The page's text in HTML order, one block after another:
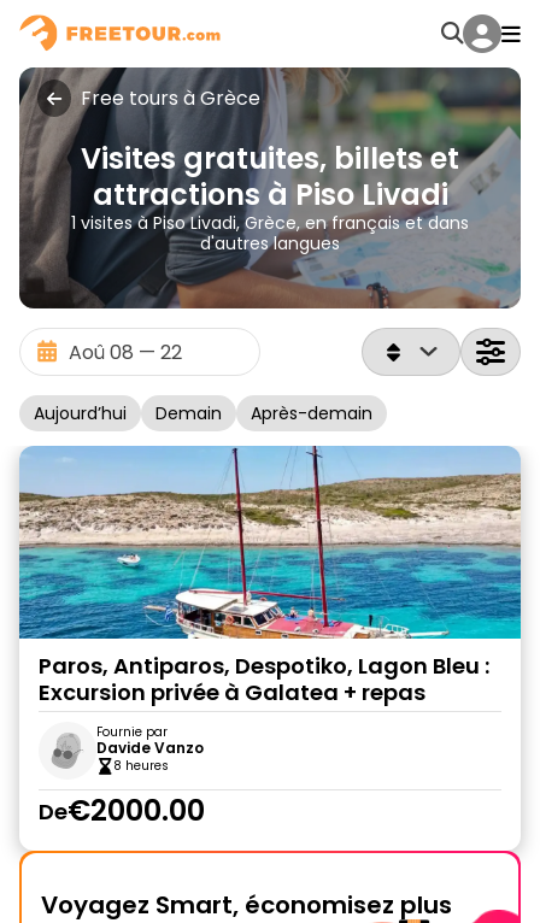
Free tours à Grèce
Visites gratuites, billets et
attractions à Piso Livadi
1 visites à Piso Livadi, Grèce, en français et dans
d'autres langues
Aujourd’hui Demain Après-demain
Paros, Antiparos, Despotiko, Lagon Bleu :
Excursion privée à Galatea + repas
Fournie par
Davide Vanzo
8 heures
De€2000.00
Voyagez Smart, économisez plus